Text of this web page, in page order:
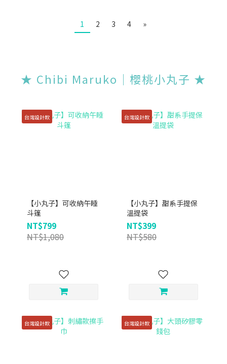
1 2 3 4 »
★ Chibi Maruko｜櫻桃小丸子 ★
台灣設計款
【小丸子】可收納午睡
斗篷
NT$799
NT$1,080
台灣設計款
【小丸子】甜系手提保
溫提袋
NT$399
NT$580
台灣設計款 台灣設計款